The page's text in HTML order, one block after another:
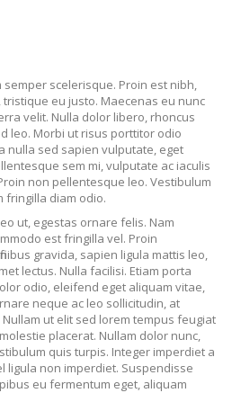
scelerisque. Proin est nibh,
eu justo. Maecenas eu nunc
velit. Nulla dolor libero, rhoncus
leo. Morbi ut risus porttitor odio
nulla sed sapien vulputate, eget
sem mi, vulputate ac iaculis
non pellentesque leo. Vestibulum
fringilla diam odio.
ut, egestas ornare felis. Nam
est fringilla vel. Proin
gravida, sapien ligula mattis leo,
lectus. Nulla facilisi. Etiam porta
odio, eleifend eget aliquam vitae,
neque ac leo sollicitudin, at
ut elit sed lorem tempus feugiat
placerat. Nullam dolor nunc,
quis turpis. Integer imperdiet a
ligula non imperdiet. Suspendisse
eu fermentum eget, aliquam